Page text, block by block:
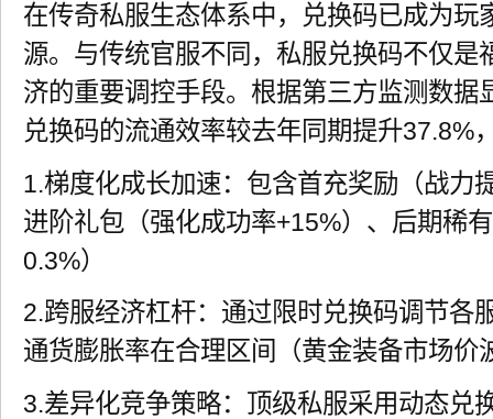
在传奇私服生态体系中，兑换码已成为玩
源。与传统官服不同，私服兑换码不仅是
济的重要调控手段。根据第三方监测数据
兑换码的流通效率较去年同期提升37.8%
1.梯度化成长加速：包含首充奖励（战力
进阶礼包（强化成功率+15%）、后期稀
0.3%）
2.跨服经济杠杆：通过限时兑换码调节各
通货膨胀率在合理区间（黄金装备市场价
3.差异化竞争策略：顶级私服采用动态兑